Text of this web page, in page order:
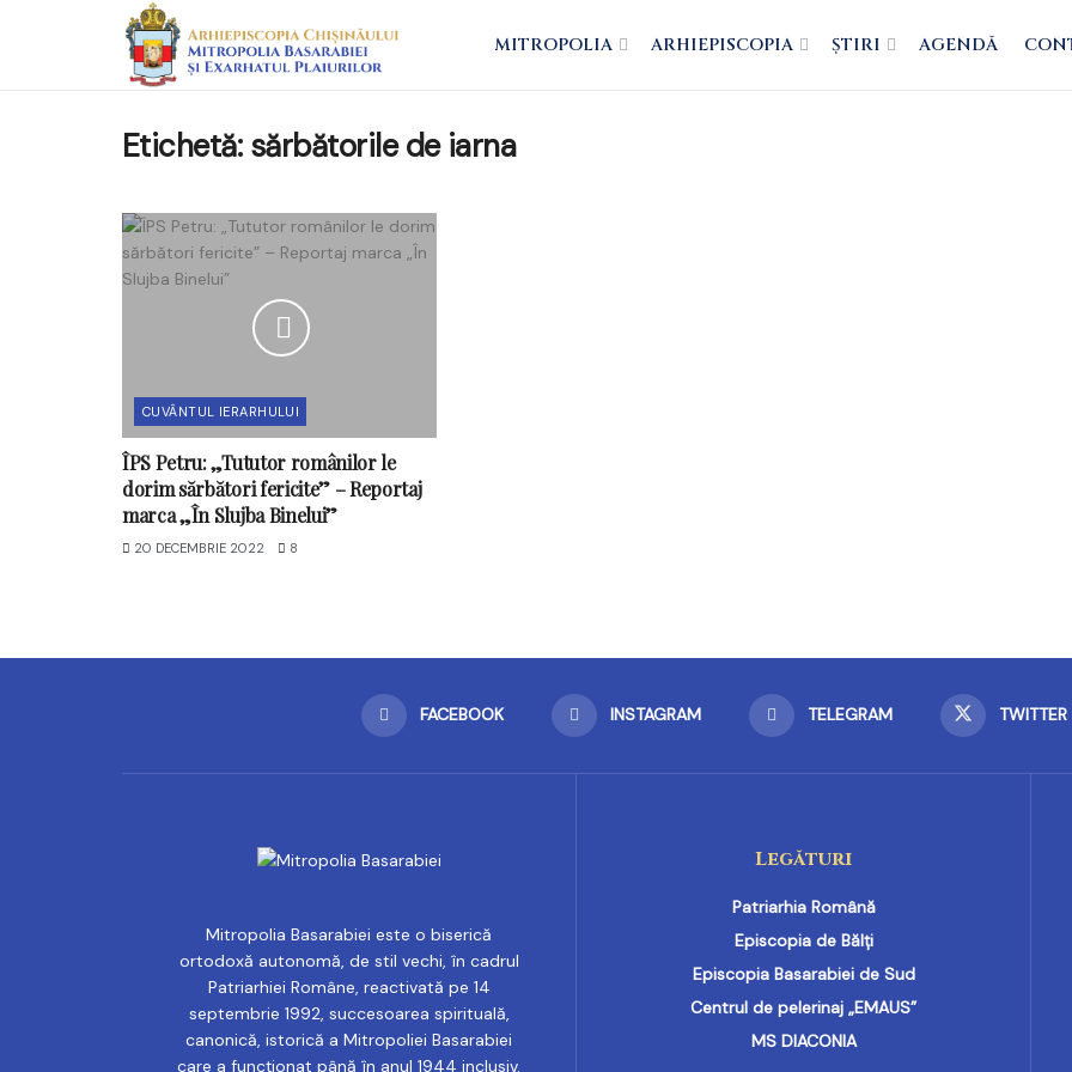
MITROPOLIA ARHIEPISCOPIA ȘTIRI AGENDĂ
Etichetă: sărbătorile de iarna
CUVÂNTUL IERARHULUI
ÎPS Petru: „Tututor românilor le
dorim sărbători fericite” – Reportaj
marca „În Slujba Binelui”
20 DECEMBRIE 2022 8
FACEBOOK INSTAGRAM TELEGRAM TWITTER
Mitropolia Basarabiei este o biserică
ortodoxă autonomă, de stil vechi, în cadrul
Patriarhiei Române, reactivată pe 14
septembrie 1992, succesoarea spirituală,
canonică, istorică a Mitropoliei Basarabiei
care a funcționat până în anul 1944 inclusiv.
Legături
Patriarhia Română
Episcopia de Bălți
Episcopia Basarabiei de Sud
Centrul de pelerinaj „EMAUS”
MS DIACONIA